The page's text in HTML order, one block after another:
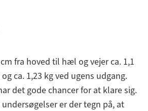
fra hoved til hæl og vejer ca. 1,1
ca. 1,23 kg ved ugens udgang.
det gode chancer for at klare sig.
er der tegn på, at